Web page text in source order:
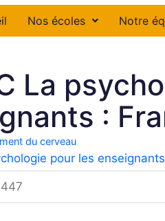
Nos écoles Notre
La
:
du cerveau
pour les